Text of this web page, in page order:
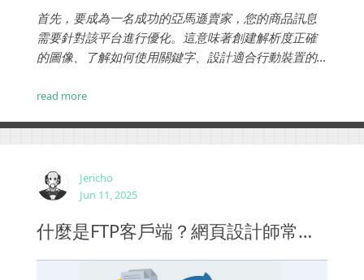
首先，要成為一名成功的亞馬遜賣家，您的商品訊息
需要針對該平台進行優化。這意味著創建解析度正確
的圖像、了解如何使用關鍵字、設計適合行動裝置的
read more
Jericho
Jun 11, 2025
什麼是FTP客戶端？網頁設計師常見的FTP軟體介紹